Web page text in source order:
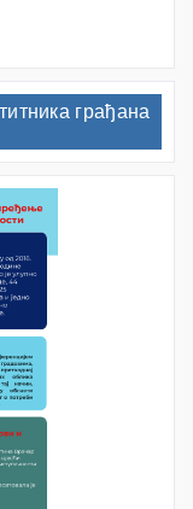
грађана